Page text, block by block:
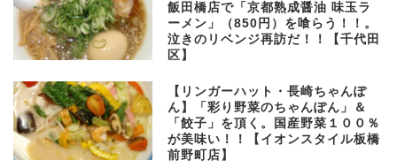
飯田橋店で「京都熟成醤油 味玉ラ
ーメン」（850円）を喰らう！！。
泣きのリベンジ再訪だ！！【千代田
区】
【リンガーハット・長崎ちゃんぽ
ん】「彩り野菜のちゃんぽん」＆
「餃子」を頂く。国産野菜１００％
が美味い！！【イオンスタイル板橋
前野町店】